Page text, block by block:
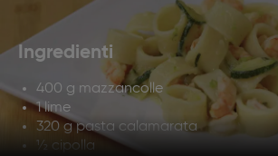
Ingredienti
400 g mazzancolle
1 lime
320 g pasta calamarata
½ cipolla